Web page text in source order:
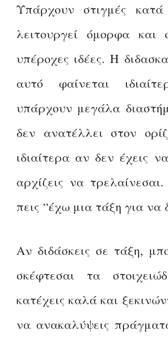
Υπάρχουν στιγμές
λειτουργεί όμορφα και
υπέροχες ιδέες. Η
αυτό φαίνεται
υπάρχουν μεγάλα
δεν ανατέλλει στον
ιδιαίτερα αν δεν έχεις
αρχίζεις να
πεις “έχω μια τάξη για να
Αν διδάσκεις σε τάξη,
σκέφτεσαι τα
κατέχεις καλά και
να ανακαλύψεις